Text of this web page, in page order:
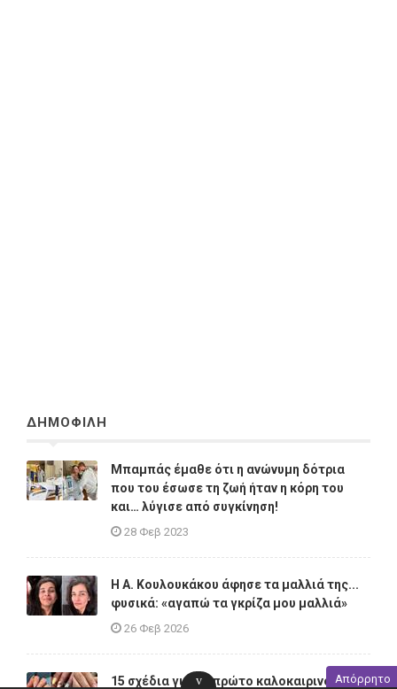
ΔΗΜΟΦΙΛΗ
Μπαμπάς έμαθε ότι η ανώνυμη δότρια
που του έσωσε τη ζωή ήταν η κόρη του
και… λύγισε από συγκίνηση!
28 Φεβ 2023
Η A. Κουλουκάκου άφησε τα μαλλιά της...
φυσικά: «αγαπώ τα γκρίζα μου μαλλιά»
26 Φεβ 2026
15 σχέδια για το πρώτο καλοκαιρινό Απόρρητο
v